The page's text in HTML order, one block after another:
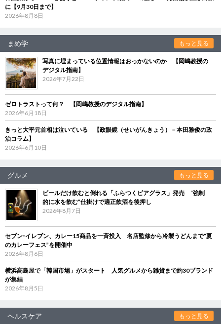
に【9月30日まで】
2026年8月8日
まめ学 もっと見る
写真に埋まっている位置情報はおっかないのか 【岡嶋教授の
デジタル指南】
2026年7月22日
ゼロトラストって何？ 【岡嶋教授のデジタル指南】
2026年6月18日
きっと大平元首相は泣いている 【政眼鏡（せいがんきょう）－本田雅俊の政
治コラム】
2026年6月10日
グルメ もっと見る
ビールだけ飲むと倒れる「ふらつくビアグラス」発売 “強制
的に水を飲む”仕掛けで適正飲酒を後押し
2026年8月7日
セブン‐イレブン、カレー15商品を一斉投入 名店監修から冷製うどんまで“夏
のカレーフェス”を開催中
2026年8月6日
横浜高島屋で「韓国市場」がスタート 人気グルメから雑貨まで約30ブランド
が集結
2026年8月5日
ヘルスケア もっと見る